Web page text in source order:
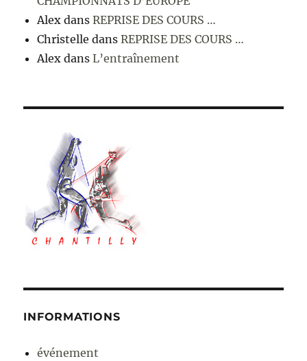
Alex dansREPRISE DES COURS …
Christelle dansREPRISE DES COURS …
Alex dansL’entraînement
INFORMATIONS
événement